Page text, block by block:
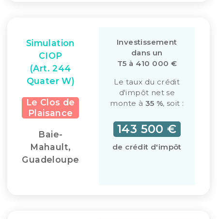
Simulation
CIOP
(Art. 244
Quater W)
Le Clos de
Plaisance
Baie-
Mahault,
Guadeloupe
Investissement
dans un
T5 à 410 000 €
Le taux du crédit
d'impôt net se
monte à 35 %, soit :
143 500 €
de crédit d'impôt